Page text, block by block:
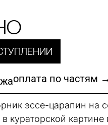
оплата по частям →
эссе-царапин на
в кураторской